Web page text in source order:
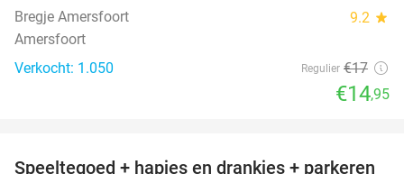
Bregje Amersfoort 9.2 star
Amersfoort
Verkocht: 1.050
Regulier €17
€14,95
Speeltegoed + hapjes en drankjes + parkeren